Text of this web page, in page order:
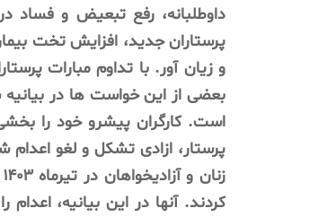
داوطلبانه، رفع تبعیض و فساد
پرستاران جدید، افزایش تخت
و زیان آور. با تداوم مبارات
بعضی از این خواست ها در
است. کارگران پیشرو خود را
کردند. آنها در این بیانیه،